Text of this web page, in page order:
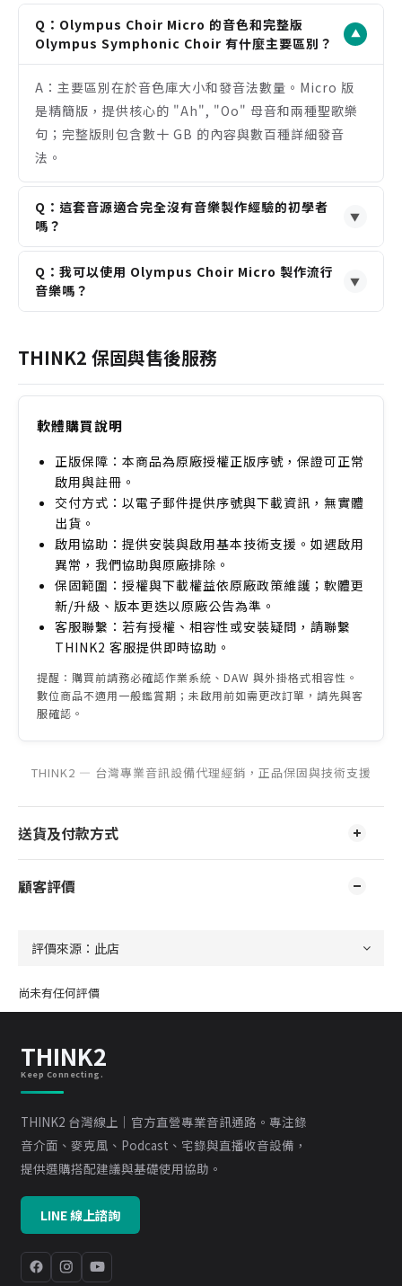
能。
需要透過 Native Instruments Native Access 進
行線上安裝與啟用。
產品為數位下載版，不提供實體盒裝。
Q：Olympus Choir Micro 的音色和完整版
Olympus Symphonic Choir 有什麼主要區別？
▼
A：主要區別在於音色庫大小和發音法數量。Micro 版
是精簡版，提供核心的 "Ah", "Oo" 母音和兩種聖歌樂
句；完整版則包含數十 GB 的內容與數百種詳細發音
法。
Q：這套音源適合完全沒有音樂製作經驗的初學者
嗎？
▼
A：非常適合。它的介面直觀，預設音色品質很高，無
需複雜設定即可獲得宏偉的合唱效果，是初學者體驗專
Q：我可以使用 Olympus Choir Micro 製作流行
音樂嗎？
▼
也非常適合用來為流行歌曲、電子音樂或氛圍音樂添加
豐富的人聲和聲背景層次。
THINK2 保固與售後服務
軟體購買說明
正版保障：本商品為原廠授權正版序號，保證可正常
啟用與註冊。
交付方式：以電子郵件提供序號與下載資訊，無實體
出貨。
啟用協助：提供安裝與啟用基本技術支援。如遇啟用
異常，我們協助與原廠排除。
保固範圍：授權與下載權益依原廠政策維護；軟體更
新/升級、版本更迭以原廠公告為準。
客服聯繫：若有授權、相容性或安裝疑問，請聯繫
THINK2 客服提供即時協助。
提醒：購買前請務必確認作業系統、DAW 與外掛格式相容性。
數位商品不適用一般鑑賞期；未啟用前如需更改訂單，請先與客
服確認。
THINK2 — 台灣專業音訊設備代理經銷，正品保固與技術支援
送貨及付款方式
顧客評價
尚未有任何評價
THINK2
Keep Connecting.
THINK2 台灣線上｜官方直營專業音訊通路。專注錄
音介面、麥克風、Podcast、宅錄與直播收音設備，
提供選購搭配建議與基礎使用協助。
LINE 線上諮詢